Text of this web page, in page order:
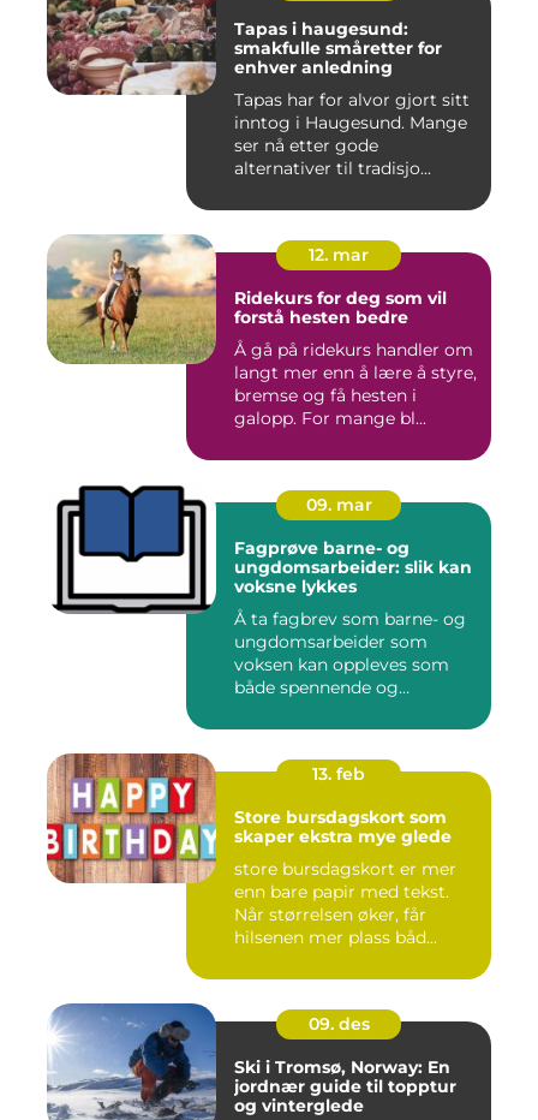
Tapas i haugesund:
smakfulle småretter for
enhver anledning
Tapas har for alvor gjort sitt
inntog i Haugesund. Mange
ser nå etter gode
alternativer til tradisjo...
12. mar
Ridekurs for deg som vil
forstå hesten bedre
Å gå på ridekurs handler om
langt mer enn å lære å styre,
bremse og få hesten i
galopp. For mange bl...
09. mar
Fagprøve barne- og
ungdomsarbeider: slik kan
voksne lykkes
Å ta fagbrev som barne- og
ungdomsarbeider som
voksen kan oppleves som
både spennende og
13. feb
Store bursdagskort som
skaper ekstra mye glede
store bursdagskort er mer
enn bare papir med tekst.
Når størrelsen øker, får
hilsenen mer plass båd...
09. des
Ski i Tromsø, Norway: En
jordnær guide til topptur
og vinterglede